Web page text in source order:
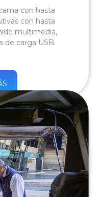
con hasta
con hasta
multimedia,
de carga USB.